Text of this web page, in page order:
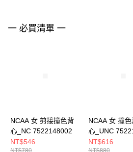
一 必買清單 一
NCAA 女 剪接撞色背
心_NC 7522148002
NT$546
NT$780
NCAA 女 撞
心_UNC
NT$616
NT$880